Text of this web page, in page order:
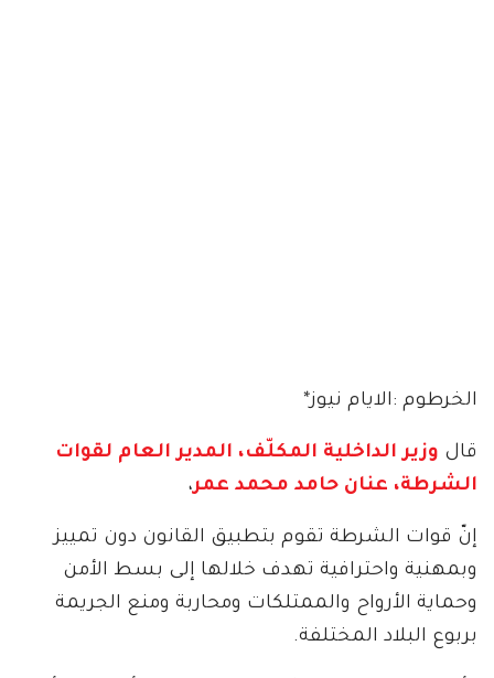
الخرطوم :الايام نيوز*
قال وزير الداخلية المكلّف، المدير العام لقوات
الشرطة، عنان حامد محمد عمر،
إنّ قوات الشرطة تقوم بتطبيق القانون دون تمييز
وبمهنية واحترافية تهدف خلالها إلى بسط الأمن
وحماية الأرواح والممتلكات ومحاربة ومنع الجريمة
بربوع البلاد المختلفة.